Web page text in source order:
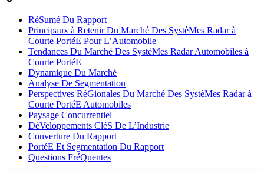
RéSumé Du Rapport
Principaux à Retenir Du Marché Des SystèMes Radar à
Courte PortéE Pour L’Automobile
Tendances Du Marché Des SystèMes Radar Automobiles à
Courte PortéE
Dynamique Du Marché
Analyse De Segmentation
Perspectives RéGionales Du Marché Des SystèMes Radar à
Courte PortéE Automobiles
Paysage Concurrentiel
DéVeloppements CléS De L’Industrie
Couverture Du Rapport
PortéE Et Segmentation Du Rapport
Questions FréQuentes